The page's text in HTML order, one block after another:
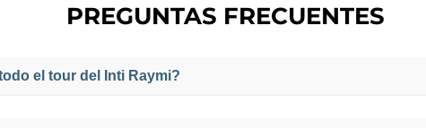
PREGUNTAS FRECUENTES
el tour del Inti Raymi?